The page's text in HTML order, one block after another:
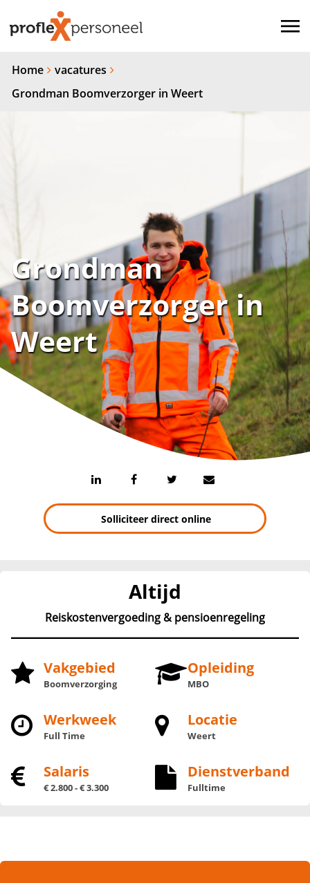
Home
vacatures
Grondman Boomverzorger in Weert
Grondman
Boomverzorger in
Weert
Solliciteer direct online
Altijd
Reiskostenvergoeding & pensioenregeling
Vakgebied
Boomverzorging
Opleiding
MBO
Werkweek
Full Time
Locatie
Weert
Salaris
€ 2.800 - € 3.300
Dienstverband
Fulltime